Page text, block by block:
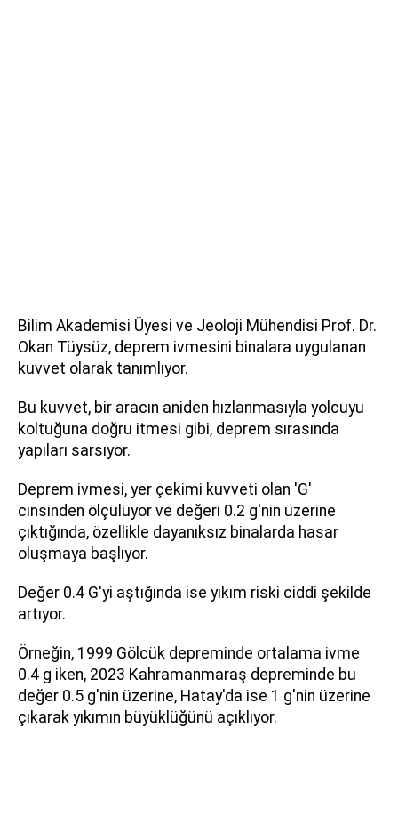
Bilim Akademisi Üyesi ve Jeoloji Mühendisi Prof. Dr.
Okan Tüysüz, deprem ivmesini binalara uygulanan
kuvvet olarak tanımlıyor.
Bu kuvvet, bir aracın aniden hızlanmasıyla yolcuyu
koltuğuna doğru itmesi gibi, deprem sırasında
yapıları sarsıyor.
Deprem ivmesi, yer çekimi kuvveti olan 'G'
cinsinden ölçülüyor ve değeri 0.2 g'nin üzerine
çıktığında, özellikle dayanıksız binalarda hasar
oluşmaya başlıyor.
Değer 0.4 G'yi aştığında ise yıkım riski ciddi şekilde
artıyor.
Örneğin, 1999 Gölcük depreminde ortalama ivme
0.4 g iken, 2023 Kahramanmaraş depreminde bu
değer 0.5 g'nin üzerine, Hatay'da ise 1 g'nin üzerine
çıkarak yıkımın büyüklüğünü açıklıyor.